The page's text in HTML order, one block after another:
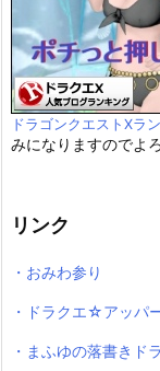
ドラゴンクエストXラ
みになりますのでよ
リンク
・おみわ参り
・ドラクエ☆アッパ
・まふゆの落書きド